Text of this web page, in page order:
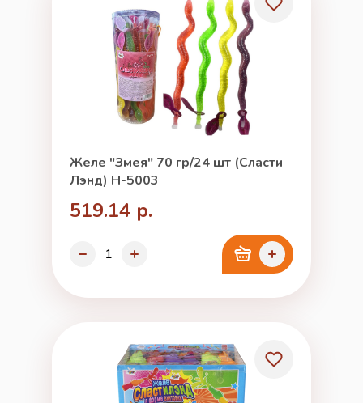
Желе "Змея" 70 гр/24 шт (Сласти
Лэнд) Н-5003
519.14 р.